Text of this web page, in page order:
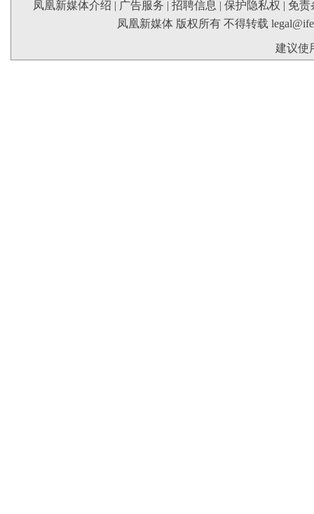
凤凰新媒体介绍 | 广告服务 | 招聘信息 | 保护隐私权 | 免责
凤凰新媒体 版权所有 不得转载
建议使